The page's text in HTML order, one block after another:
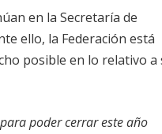
en la Secretaría de
ello, la Federación está
posible en lo relativo a
poder cerrar este año